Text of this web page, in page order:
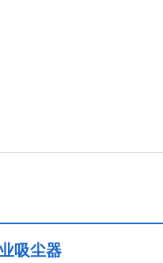
吸尘器